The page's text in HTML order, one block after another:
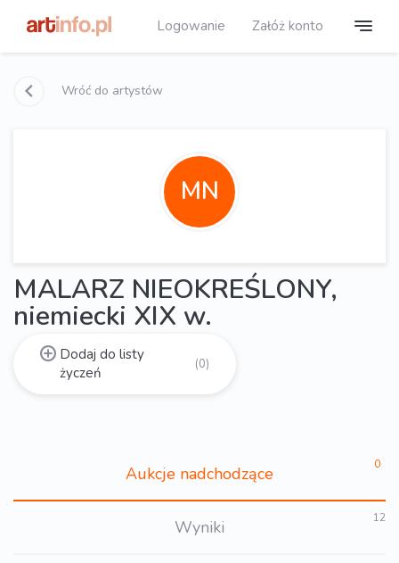
Logowanie Załóż konto
Wróć do artystów
MN
MALARZ NIEOKREŚLONY,
niemiecki XIX w.
Dodaj do listy
życzeń
(0)
Aukcje nadchodzące 0
Wyniki 12